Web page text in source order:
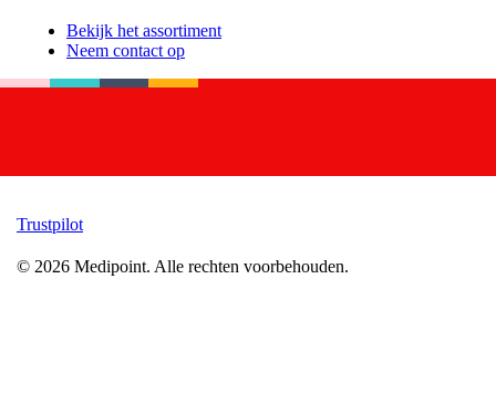
Bekijk het assortiment
Neem contact op
Trustpilot
© 2026 Medipoint. Alle rechten voorbehouden.